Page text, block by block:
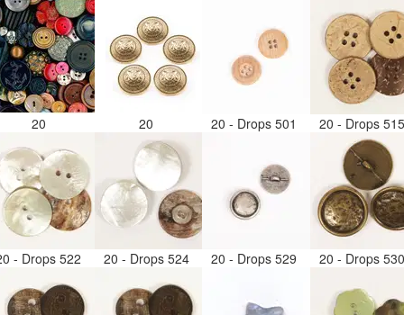
20 20 20 - Drops 501 20 - Drops
- Drops 522 20 - Drops 524 20 - Drops 529 20 - Drops